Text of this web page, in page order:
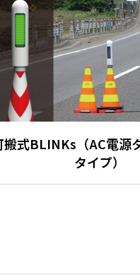
搬式BLINKs（AC電源
タイプ）